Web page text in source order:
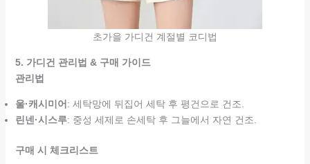
초가을 가디건 계절별 코디법
5. 가디건 관리법 & 구매 가이드
관리법
울·캐시미어 : 세탁망에 뒤집어 세탁 후 평건으로 건조.
린넨·시스루: 중성 세제로 손세탁 후 그늘에서 자연 건조.
구매 시 체크리스트